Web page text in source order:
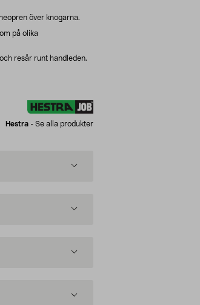
över knogarna.
på olika
resår runt handleden.
Hestra - Se alla produkter